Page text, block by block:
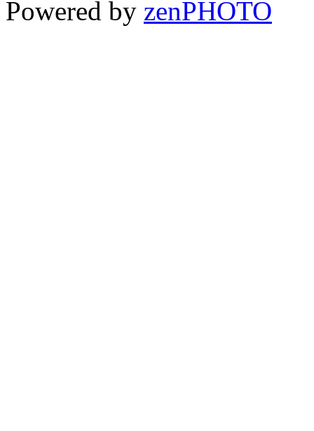
Powered by zenPHOTO